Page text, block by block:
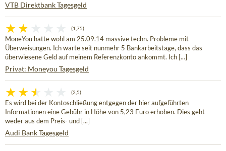
VTB Direktbank Tagesgeld
(1,75)
MoneYou hatte wohl am 25.09.14 massive techn. Probleme mit
Überweisungen. Ich warte seit nunmehr 5 Bankarbeitstage, dass das
überwiesene Geld auf meinem Referenzkonto ankommt. Ich [...]
Privat: Moneyou Tagesgeld
(2,5)
Es wird bei der Kontoschließung entgegen der hier aufgeführten
Informationen eine Gebühr in Höhe von 5,23 Euro erhoben. Dies geht
weder aus dem Preis- und [...]
Audi Bank Tagesgeld